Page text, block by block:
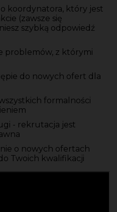
koordynatora, który jest
(zawsze się
szybką odpowiedź
problemów, z którymi
do nowych ofert dla
formalności
- rekrutacja jest
o nowych ofertach
Twoich kwalifikacji